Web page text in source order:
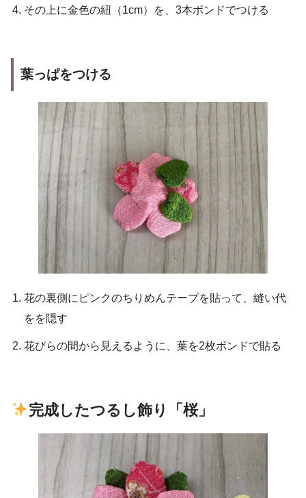
その上に金色の紐（1cm）を、3本ボンドでつける
葉っぱをつける
花の裏側にピンクのちりめんテープを貼って、縫い代
をを隠す
花びらの間から見えるように、葉を2枚ボンドで貼る
完成したつるし飾り「桜」